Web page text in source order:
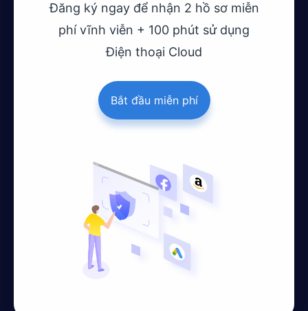
Đăng ký ngay để nhận 2 hồ sơ miễn
phí vĩnh viễn + 100 phút sử dụng
Điện thoại Cloud
Bắt đầu miễn phí